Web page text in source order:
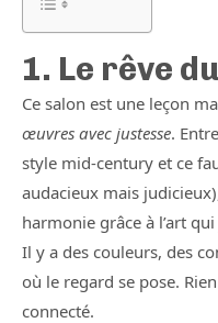
1. Le rêve
Ce salon est une leçon
œuvres avec justesse.
style mid-century et ce
audacieux mais
harmonie grâce à l’art
Il y a des couleurs, des
où le regard se pose.
connecté.